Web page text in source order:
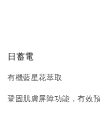
日蓄電
有機藍星花萃取
鞏固肌膚屏障功能，有效